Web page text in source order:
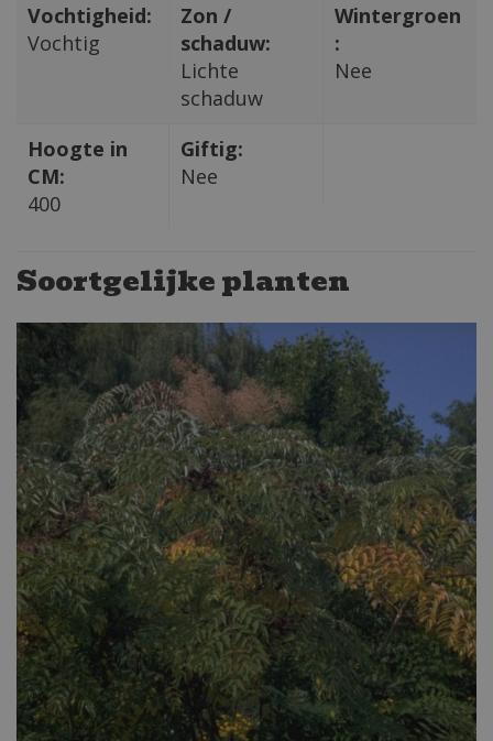
Vochtigheid:
Vochtig
Zon /
schaduw:
Lichte
schaduw
Wintergroen
:
Nee
Hoogte in
CM:
400
Giftig:
Nee
Soortgelijke planten